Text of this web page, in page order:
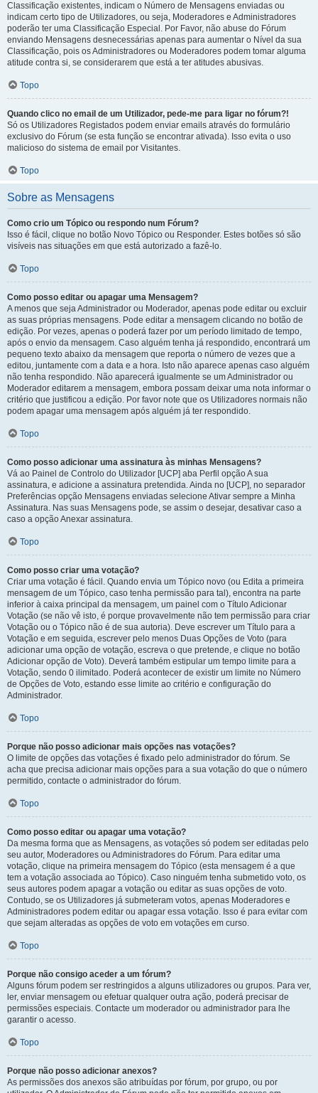
Classificação existentes, indicam o Número de Mensagens enviadas ou
indicam certo tipo de Utilizadores, ou seja, Moderadores e Administradores
poderão ter uma Classificação Especial. Por Favor, não abuse do Fórum
enviando Mensagens desnecessárias apenas para aumentar o Nível da sua
Classificação, pois os Administradores ou Moderadores podem tomar alguma
atitude contra si, se considerarem que está a ter atitudes abusivas.
Topo
Quando clico no email de um Utilizador, pede-me para ligar no fórum?!
Só os Utilizadores Registados podem enviar emails através do formulário
exclusivo do Fórum (se esta função se encontrar ativada). Isso evita o uso
malicioso do sistema de email por Visitantes.
Topo
Sobre as Mensagens
Como crio um Tópico ou respondo num Fórum?
Isso é fácil, clique no botão Novo Tópico ou Responder. Estes botões só são
visíveis nas situações em que está autorizado a fazê-lo.
Topo
Como posso editar ou apagar uma Mensagem?
A menos que seja Administrador ou Moderador, apenas pode editar ou excluir
as suas próprias mensagens. Pode editar a mensagem clicando no botão de
edição. Por vezes, apenas o poderá fazer por um período limitado de tempo,
após o envio da mensagem. Caso alguém tenha já respondido, encontrará um
pequeno texto abaixo da mensagem que reporta o número de vezes que a
editou, juntamente com a data e a hora. Isto não aparece apenas caso alguém
não tenha respondido. Não aparecerá igualmente se um Administrador ou
Moderador editarem a mensagem, embora possam deixar uma nota informar o
critério que justificou a edição. Por favor note que os Utilizadores normais não
podem apagar uma mensagem após alguém já ter respondido.
Topo
Como posso adicionar uma assinatura às minhas Mensagens?
Vá ao Painel de Controlo do Utilizador [UCP] aba Perfil opção A sua
assinatura, e adicione a assinatura pretendida. Ainda no [UCP], no separador
Preferências opção Mensagens enviadas selecione Ativar sempre a Minha
Assinatura. Nas suas Mensagens pode, se assim o desejar, desativar caso a
caso a opção Anexar assinatura.
Topo
Como posso criar uma votação?
Criar uma votação é fácil. Quando envia um Tópico novo (ou Edita a primeira
mensagem de um Tópico, caso tenha permissão para tal), encontra na parte
inferior à caixa principal da mensagem, um painel com o Título Adicionar
Votação (se não vê isto, é porque provavelmente não tem permissão para criar
Votação ou o Tópico não é de sua autoria). Deve escrever um Título para a
Votação e em seguida, escrever pelo menos Duas Opções de Voto (para
adicionar uma opção de votação, escreva o que pretende, e clique no botão
Adicionar opção de Voto). Deverá também estipular um tempo limite para a
Votação, sendo 0 ilimitado. Poderá acontecer de existir um limite no Número
de Opções de Voto, estando esse limite ao critério e configuração do
Administrador.
Topo
Porque não posso adicionar mais opções nas votações?
O limite de opções das votações é fixado pelo administrador do fórum. Se
acha que precisa adicionar mais opções para a sua votação do que o número
permitido, contacte o administrador do fórum.
Topo
Como posso editar ou apagar uma votação?
Da mesma forma que as Mensagens, as votações só podem ser editadas pelo
seu autor, Moderadores ou Administradores do Fórum. Para editar uma
votação, clique na primeira mensagem do Tópico (esta mensagem é a que
tem a votação associada ao Tópico). Caso ninguém tenha submetido voto, os
seus autores podem apagar a votação ou editar as suas opções de voto.
Contudo, se os Utilizadores já submeteram votos, apenas Moderadores e
Administradores podem editar ou apagar essa votação. Isso é para evitar com
que sejam alteradas as opções de voto em votações em curso.
Topo
Porque não consigo aceder a um fórum?
Alguns fórum podem ser restringidos a alguns utilizadores ou grupos. Para ver,
ler, enviar mensagem ou efetuar qualquer outra ação, poderá precisar de
permissões especiais. Contacte um moderador ou administrador para lhe
garantir o acesso.
Topo
Porque não posso adicionar anexos?
As permissões dos anexos são atribuídas por fórum, por grupo, ou por